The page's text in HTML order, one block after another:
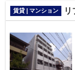
賃貸 | マンション リ